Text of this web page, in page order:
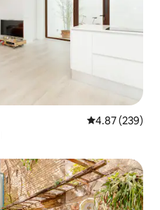
औसत रेटिंग 5 में से
4.87 (239)